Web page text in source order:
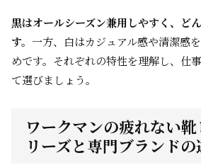
黒はオールシーズン兼用しやすく、ど
す。 一方、白はカジュアル感や清潔感
めです。それぞれの特性を理解し、仕
て選びましょう。
ワークマンの疲れない
リーズと専門ブランド